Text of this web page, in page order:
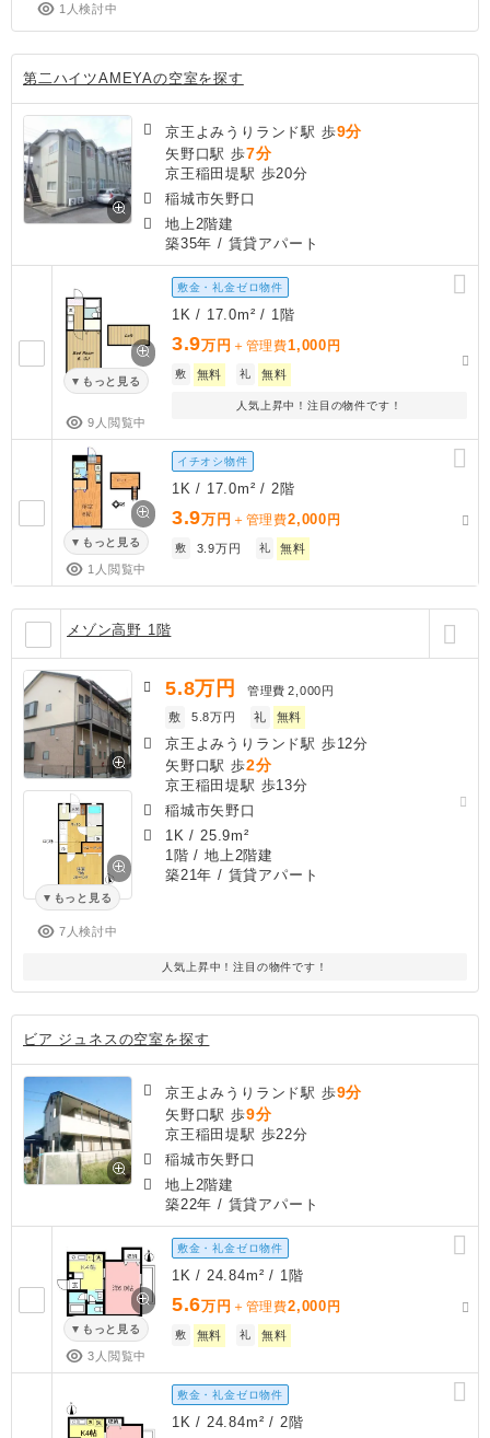
1人検討中
第二ハイツAMEYAの空室を探す
京王よみうりランド駅 歩9分
矢野口駅 歩7分
京王稲田堤駅 歩20分
稲城市矢野口
地上2階建
築35年 / 賃貸アパート
もっと見る
9人閲覧中
敷金・礼金ゼロ物件
1K / 17.0m² / 1階
3.9万円 ＋管理費1,000 円
敷 無料 礼 無料
人気上昇中！注目の物件です！
もっと見る
1人閲覧中
イチオシ物件
1K / 17.0m² / 2階
3.9万円 ＋管理費2,000 円
敷 3.9万円 礼 無料
メゾン高野 1階
もっと見る
7人検討中
5.8万円 管理費 2,000円
敷
5.8万円 礼 無料
京王よみうりランド駅 歩12分
矢野口駅 歩2分
京王稲田堤駅 歩13分
稲城市矢野口
1K / 25.9m²
1階 / 地上2階建
築21年 / 賃貸アパート
人気上昇中！注目の物件です！
ビア ジュネスの空室を探す
京王よみうりランド駅 歩9分
矢野口駅 歩9分
京王稲田堤駅 歩22分
稲城市矢野口
地上2階建
築22年 / 賃貸アパート
もっと見る
3人閲覧中
敷金・礼金ゼロ物件
1K / 24.84m² / 1階
5.6万円 ＋管理費2,000 円
敷 無料 礼 無料
敷金・礼金ゼロ物件
1K / 24.84m² / 2階